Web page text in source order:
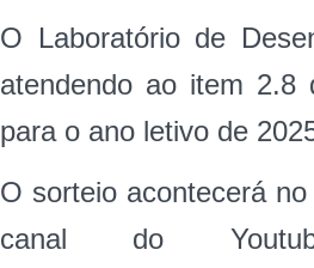
O Laboratório de
atendendo ao item 2.8
para o ano letivo de
O sorteio acontecerá
canal do